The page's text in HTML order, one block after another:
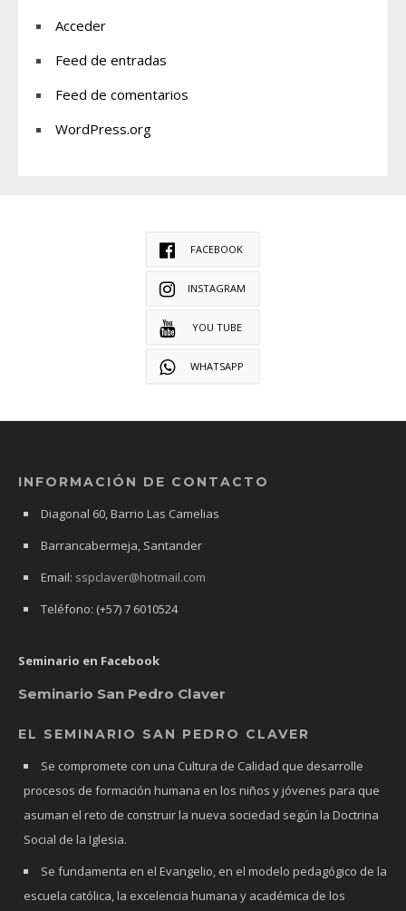
Acceder
Feed de entradas
Feed de comentarios
WordPress.org
FACEBOOK
INSTAGRAM
YOU TUBE
WHATSAPP
INFORMACIÓN DE CONTACTO
Diagonal 60, Barrio Las Camelias
Barrancabermeja, Santander
Email: sspclaver@hotmail.com
Teléfono: (+57) 7 6010524
Seminario en Facebook
Seminario San Pedro Claver
EL SEMINARIO SAN PEDRO CLAVER
Se compromete con una Cultura de Calidad que desarrolle
procesos de formación humana en los niños y jóvenes para que
asuman el reto de construir la nueva sociedad según la Doctrina
Social de la Iglesia.
Se fundamenta en el Evangelio, en el modelo pedagógico de la
escuela católica, la excelencia humana y académica de los